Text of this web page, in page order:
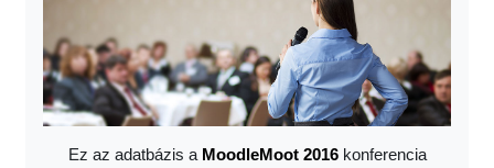
Ez az adatbázis a MoodleMoot 2016konferencia